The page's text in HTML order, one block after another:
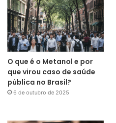
O que é o Metanol e por
que virou caso de saúde
pública no Brasil?
6 de outubro de 2025